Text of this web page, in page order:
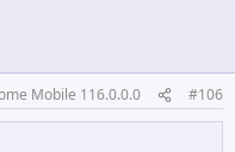
校就不可能有任何好感！加
之鉴，这几个民办高中还想
我想是不会答应的！道理很
们国家相对于欧美教育最大
把公办学校办好，广大群众
保障！
Mobile 116.0.0.0 #106